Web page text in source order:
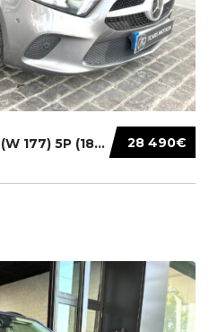
28 490€
MERCEDES BENZ CLASE A (W 177) 5P (18-) 2020....